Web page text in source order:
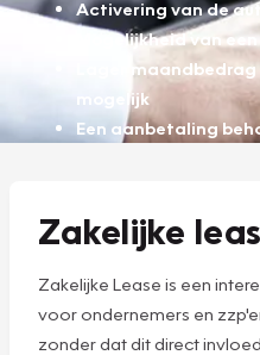
Activering van de
Mogelijkheid van
Lager
mogelijk
Een aanbetaling
Zakelijke
Zakelijke Lease is een
voor ondernemers en
zonder dat dit direct